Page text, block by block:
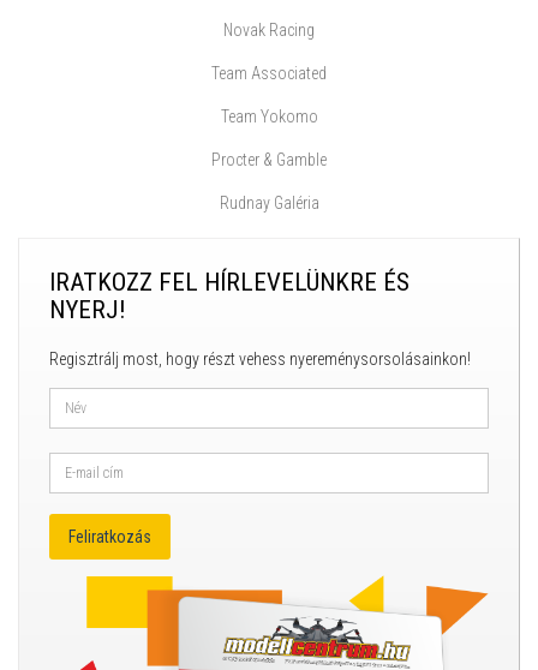
Novak Racing
Team Associated
Team Yokomo
Procter & Gamble
Rudnay Galéria
IRATKOZZ FEL HÍRLEVELÜNKRE ÉS
NYERJ!
Regisztrálj most, hogy részt vehess nyereménysorsolásainkon!